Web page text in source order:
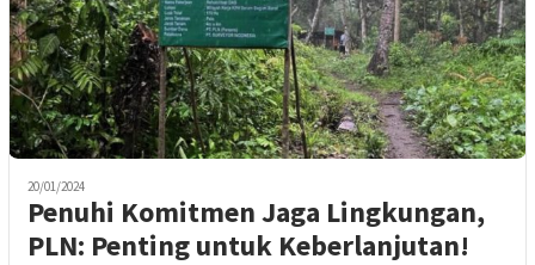
20/01/2024
Penuhi Komitmen Jaga Lingkungan,
PLN: Penting untuk Keberlanjutan!